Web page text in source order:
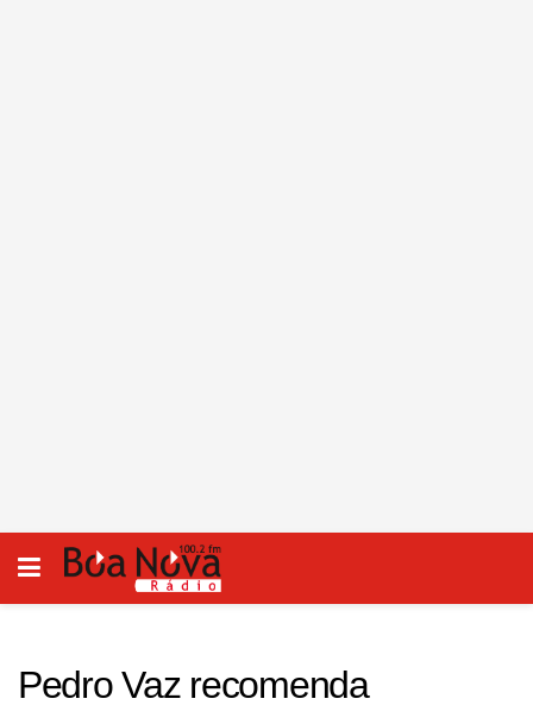
Pedro Vaz recomenda